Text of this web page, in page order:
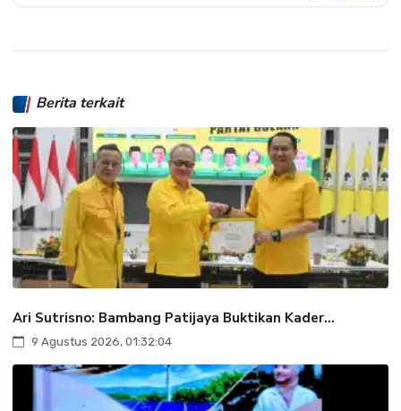
Berita terkait
Ari Sutrisno: Bambang Patijaya Buktikan Kader...
9 Agustus 2026, 01:32:04